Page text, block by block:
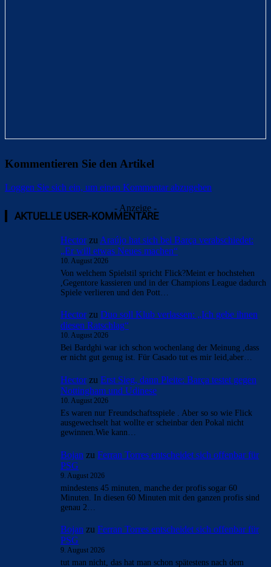
Kommentieren Sie den Artikel
Loggen Sie sich ein, um einen Kommentar abzugeben
- Anzeige -
AKTUELLE USER-KOMMENTARE
Hectorzu Araújo hat sich bei Barça verabschiedet:
„Er will etwas Neues machen“
10. August 2026
Von welchem Spielstil spricht Flick?Meint er hochstehen
,Gegentore kassieren und in der Champions League dadurch
Spiele verlieren und den Pott…
Hectorzu Duo soll Klub verlassen: „Ich gebe ihnen
diesen Ratschlag“
10. August 2026
Bei Bardghi war ich schon wochenlang der Meinung ,dass
er nicht gut genug ist. Für Casado tut es mir leid,aber…
Hectorzu Erst Sieg, dann Pleite: Barça testet gegen
Nottingham und Udinese
10. August 2026
Es waren nur Freundschaftsspiele . Aber so so wie Flick
ausgewechselt hat wollte er scheinbar den Pokal nicht
gewinnen.Wie kann…
Bojan zu Ferran Torres entscheidet sich offenbar für
PSG
9. August 2026
mindestens 45 minuten, manche der profis sogar 60
Minuten. In diesen 60 Minuten mit den ganzen profis sind
genau 2…
Bojan zu Ferran Torres entscheidet sich offenbar für
PSG
9. August 2026
tut man nicht, das hat man schon spätestens nach dem